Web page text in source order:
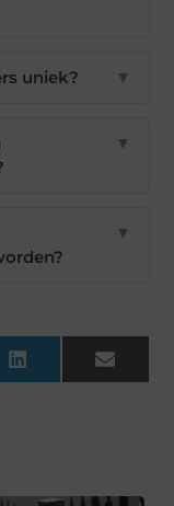
uniek? ▼
▼
▼
LinkedIn Email